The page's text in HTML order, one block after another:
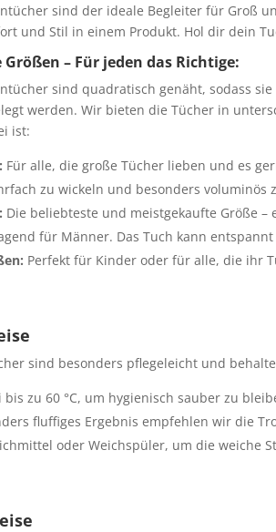
sind der ideale Begleiter für Groß
und Stil in einem Produkt. Hol dir dein
Größen – Für jeden das Richtige:
sind quadratisch genäht, sodass
werden. Wir bieten die Tücher in
ist:
Für alle, die große Tücher lieben und es
zu wickeln und besonders voluminös
Die beliebteste und meistgekaufte Größe
für Männer. Das Tuch kann
Perfekt für Kinder oder für alle, die ihr
sind besonders pflegeleicht und
bis zu 60 °C, um hygienisch sauber zu
fluffiges Ergebnis empfehlen wir die
oder Weichspüler, um die weiche